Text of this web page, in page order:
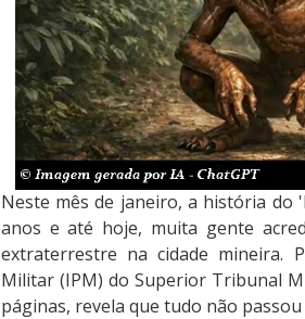
Neste mês de janeiro, a história do
anos e até hoje, muita gente
extraterrestre na cidade mineira.
Militar (IPM) do Superior Tribunal
páginas, revela que tudo não